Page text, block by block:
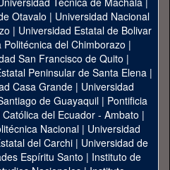
Otavalo | Universidad Nacional
| Universidad Estatal de Bolivar
Politécnica del Chimborazo |
San Francisco de Quito |
Peninsular de Santa Elena|
Casa Grande | Universidad
de Guayaquil| Pontificia
del Ecuador - Ambato |
Nacional| Universidad
del Carchi| Universidad de
Espíritu Santo | Instituto de